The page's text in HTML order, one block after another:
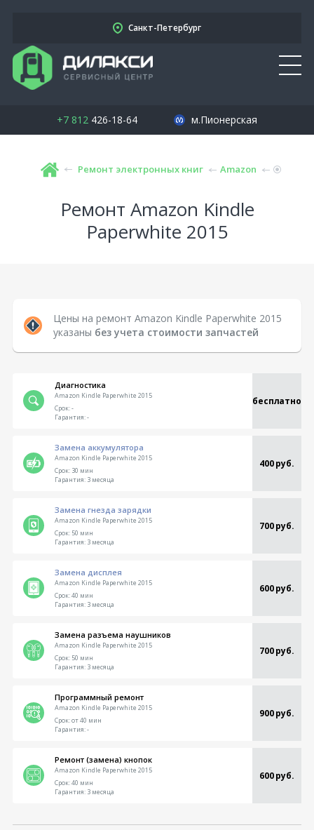
Санкт-Петербург
+7 812426-18-64 м.Пионерская
Ремонт электронных книг Amazon
Ремонт Amazon Kindle
Paperwhite 2015
Цены на ремонт Amazon Kindle Paperwhite 2015
указаны без учета стоимости запчастей
Диагностика
Amazon Kindle Paperwhite 2015 бесплатно
Срок:-
Гарантия:-
Замена аккумулятора
Amazon Kindle Paperwhite 2015 400 руб.
Срок:30 мин
Гарантия:3 месяца
Замена гнезда зарядки
Amazon Kindle Paperwhite 2015 700 руб.
Срок:50 мин
Гарантия:3 месяца
Замена дисплея
Amazon Kindle Paperwhite 2015 600 руб.
Срок:40 мин
Гарантия:3 месяца
Замена разъема наушников
Amazon Kindle Paperwhite 2015 700 руб.
Срок:50 мин
Гарантия:3 месяца
Программный ремонт
Amazon Kindle Paperwhite 2015 900 руб.
Срок:от 40 мин
Гарантия:-
Ремонт (замена) кнопок
Amazon Kindle Paperwhite 2015 600 руб.
Срок:40 мин
Гарантия:3 месяца